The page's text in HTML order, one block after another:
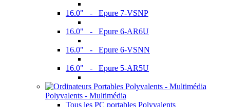
16.0" - Epure 7-VSNP
16.0" - Epure 6-AR6U
16.0" - Epure 6-VSNN
16.0" - Epure 5-AR5U
Polyvalents - Multimédia
Tous les PC portables Polyvalents